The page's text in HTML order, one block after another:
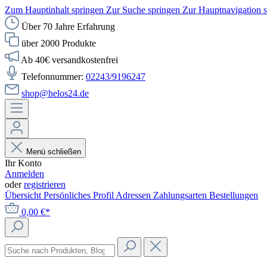
Zum Hauptinhalt springen Zur Suche springen Zur Hauptnavigation
Über 70 Jahre Erfahrung
über 2000 Produkte
Ab 40€ versandkostenfrei
Telefonnummer: 02243/9196247
shop@helos24.de
Menü schließen
Ihr Konto
Anmelden
oderregistrieren
Übersicht Persönliches Profil Adressen Zahlungsarten Bestellungen
0,00 €*